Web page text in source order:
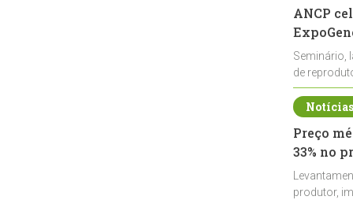
ANCP
Seminário,
de
durante a
Preço
33% no
produtor,